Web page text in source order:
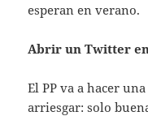
esperan en verano.
Abrir un Twitter
El PP va a hacer
arriesgar: solo